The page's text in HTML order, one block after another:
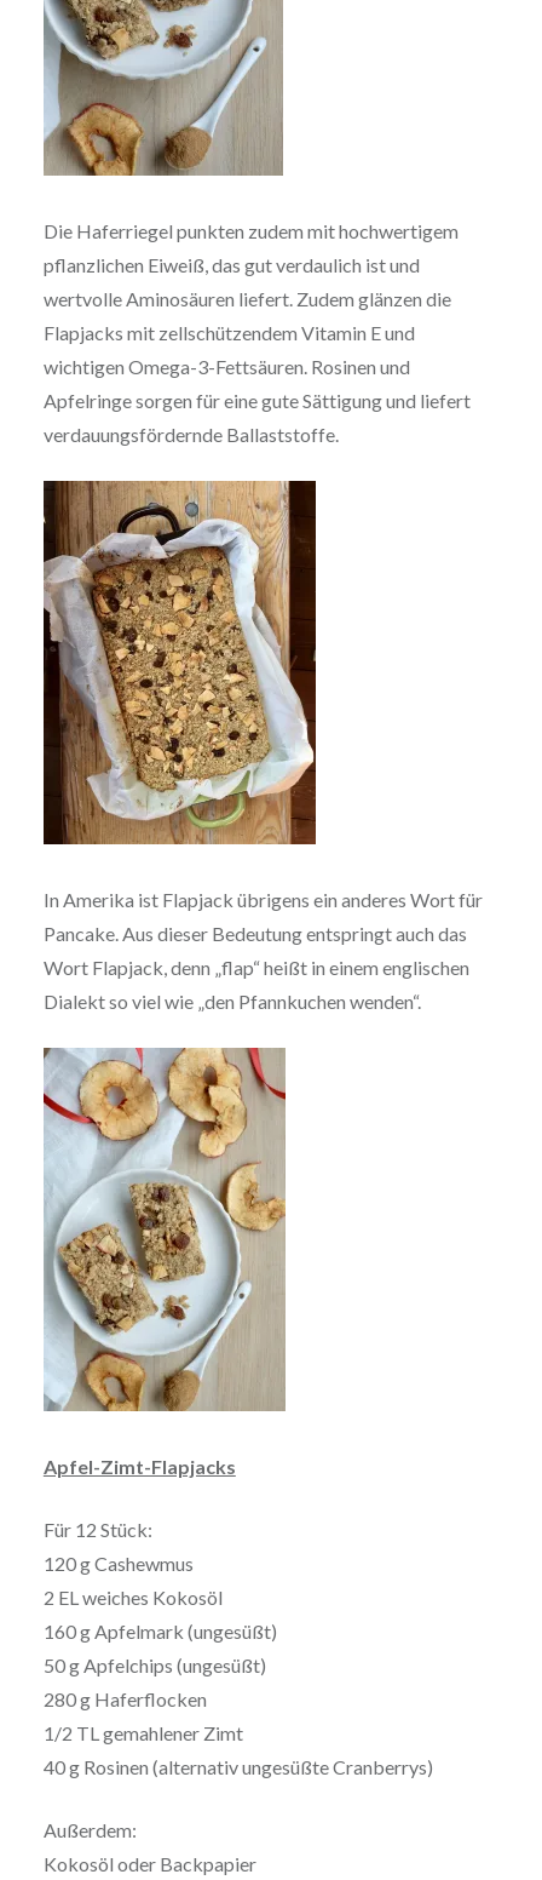
Die Haferriegel punkten zudem mit hochwertigem
pflanzlichen Eiweiß, das gut verdaulich ist und
wertvolle Aminosäuren liefert. Zudem glänzen die
Flapjacks mit zellschützendem Vitamin E und
wichtigen Omega-3-Fettsäuren. Rosinen und
Apfelringe sorgen für eine gute Sättigung und liefert
verdauungsfördernde Ballaststoffe.
In Amerika ist Flapjack übrigens ein anderes Wort für
Pancake. Aus dieser Bedeutung entspringt auch das
Wort Flapjack, denn „flap“ heißt in einem englischen
Dialekt so viel wie „den Pfannkuchen wenden“.
Apfel-Zimt-Flapjacks
Für 12 Stück:
120 g Cashewmus
2 EL weiches Kokosöl
160 g Apfelmark (ungesüßt)
50 g Apfelchips (ungesüßt)
280 g Haferflocken
1/2 TL gemahlener Zimt
40 g Rosinen (alternativ ungesüßte Cranberrys)
Außerdem:
Kokosöl oder Backpapier